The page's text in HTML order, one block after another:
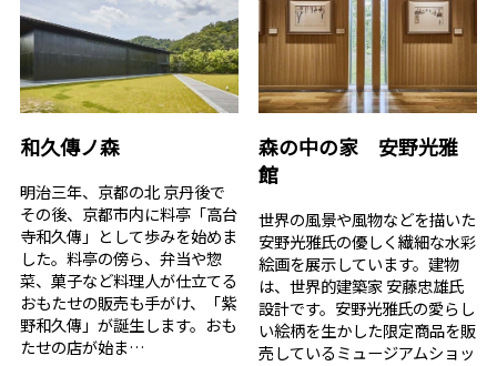
和久傳ノ森
明治三年、京都の北 京丹後で
その後、京都市内に料亭「高台
寺和久傳」として歩みを始めま
した。料亭の傍ら、弁当や惣
菜、菓子など料理人が仕立てる
おもたせの販売も手がけ、「紫
野和久傳」が誕生します。おも
たせの店が始ま…
森の中の家 安野光雅
館
世界の風景や風物などを描いた
安野光雅氏の優しく繊細な水彩
絵画を展示しています。建物
は、世界的建築家 安藤忠雄氏
設計です。安野光雅氏の愛らし
い絵柄を生かした限定商品を販
売しているミュージアムショッ